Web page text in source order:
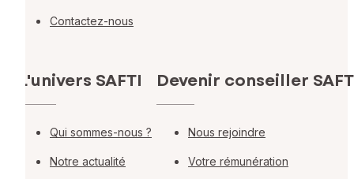
Contactez-nous
L'univers SAFTI
Qui sommes-nous ?
Notre actualité
Devenir conseiller
Nous rejoindre
Votre rémunération